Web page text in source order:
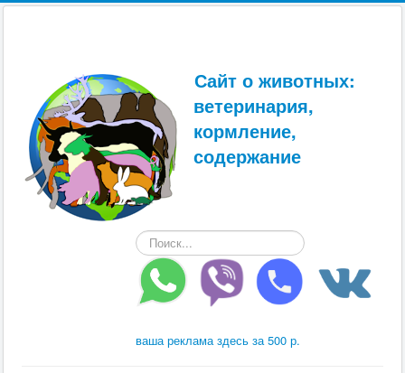
Сайт о животных:
ветеринария,
кормление,
содержание
Искать...
ваша реклама здесь за 500 р.